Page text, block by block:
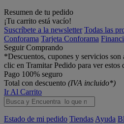
Resumen de tu pedido
¡Tu carrito está vacío!
Suscríbete a la newsletter Todas las
Conforama Tarjeta Conforama
Seguir Comprando
*Descuentos, cupones y servicios
clic en Tramitar Pedido para ver estos
Pago 100% seguro
Total con descuento (IVA incluido*)
Ir Al Carrito
Estado de mi pedido Tiendas Ayuda